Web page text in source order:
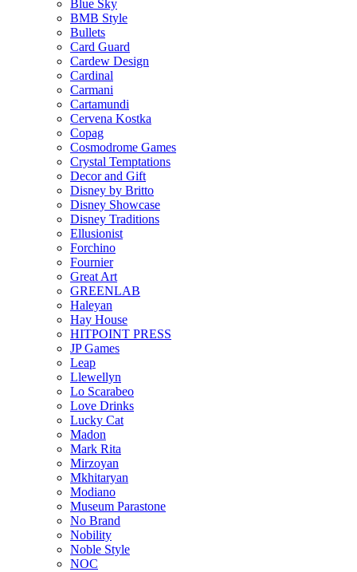
Blue Sky
BMB Style
Bullets
Card Guard
Cardew Design
Cardinal
Carmani
Cartamundi
Cervena Kostka
Copag
Cosmodrome Games
Crystal Temptations
Decor and Gift
Disney by Britto
Disney Showcase
Disney Traditions
Ellusionist
Forchino
Fournier
Great Art
GREENLAB
Haleyan
Hay House
HITPOINT PRESS
JP Games
Leap
Llewellyn
Lo Scarabeo
Love Drinks
Lucky Cat
Madon
Mark Rita
Mirzoyan
Mkhitaryan
Modiano
Museum Parastone
No Brand
Nobility
Noble Style
NOC